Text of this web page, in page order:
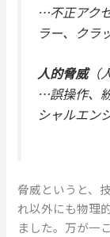
…不正アク
ラー、ク
人的脅威（
…誤操作、
シャルエン
脅威というと、
れ以外にも物理
ました。万が一